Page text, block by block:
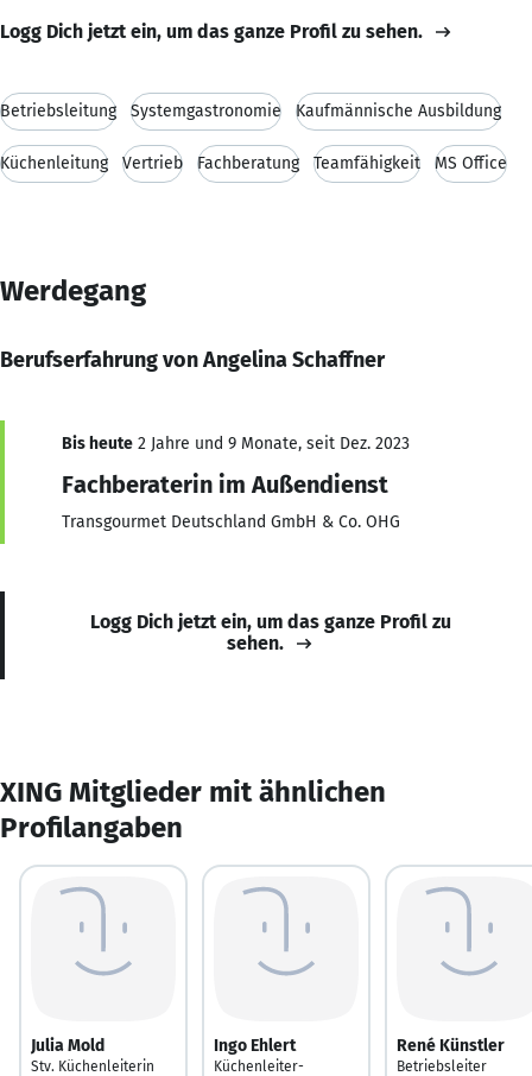
Logg Dich jetzt ein, um das ganze Profil zu sehen.
Betriebsleitung Systemgastronomie Kaufmännische Ausbildung
Küchenleitung Vertrieb Fachberatung Teamfähigkeit MS Office
Werdegang
Berufserfahrung von Angelina Schaffner
Bis heute 2 Jahre und 9 Monate, seit Dez. 2023
Fachberaterin im Außendienst
Transgourmet Deutschland GmbH & Co. OHG
Logg Dich jetzt ein, um das ganze Profil zu
sehen.
XING Mitglieder mit ähnlichen
Profilangaben
Julia Mold
Stv. Küchenleiterin
Ingo Ehlert
Küchenleiter-
René Künstler
Betriebsleiter